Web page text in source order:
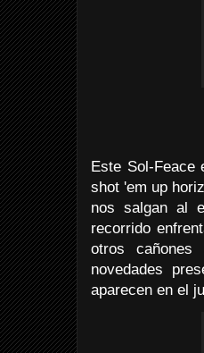
Este Sol-Feace
shot 'em up
nos salgan al
recorrido
otros
novedades
aparecen en el